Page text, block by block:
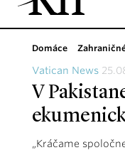
Domáce
Vatican News
V
„Kráčame